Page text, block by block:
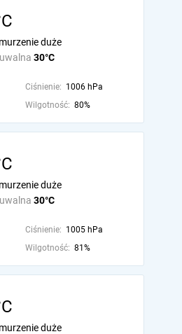
30°C
duże
Ciśnienie: 1006 hPa
Wilgotność: 80%
30°C
duże
Ciśnienie: 1005 hPa
Wilgotność: 81%
duże